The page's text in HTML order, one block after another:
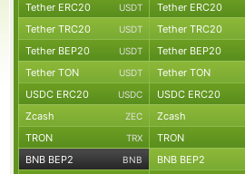
Tether ERC20 USDT Tether ERC20
Tether TRC20 USDT Tether TRC20
Tether BEP20 USDT Tether BEP20
Tether TON USDT Tether TON
USDC ERC20 USDC USDC ERC20
Zcash ZEC Zcash
TRON TRX TRON
BNB BEP2 BNB BNB BEP2